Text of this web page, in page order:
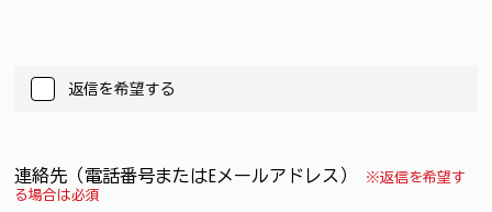
返信を希望する
連絡先（電話番号またはEメールアドレス）
※返信を希望す
る場合は必須